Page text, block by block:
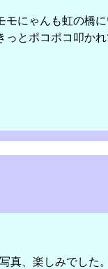
モにゃんも虹の橋
っとポコポコ叩か
真、楽しみでした。